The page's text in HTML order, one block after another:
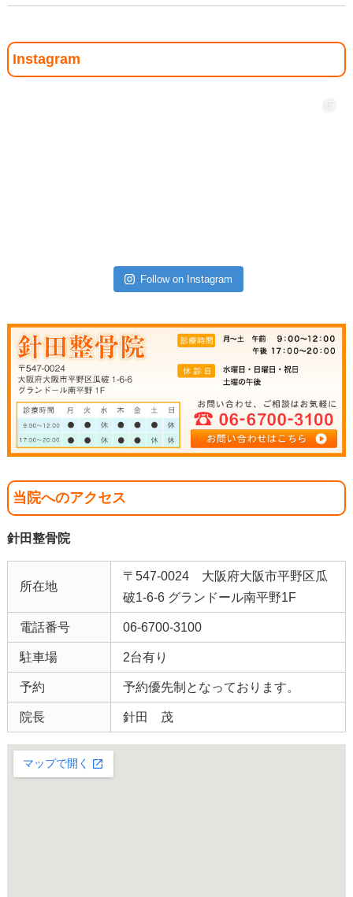
Instagram
Follow on Instagram
当院へのアクセス
針田整骨院
所在地
〒547-0024 大阪府大阪市平野区瓜
破1-6-6 グランドール南平野1F
電話番号 06-6700-3100
駐車場 2台有り
予約 予約優先制となっております。
院長 針田 茂